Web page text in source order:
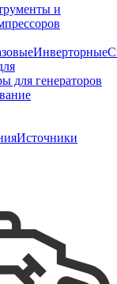
и
Инверторные
для генераторов
Источники